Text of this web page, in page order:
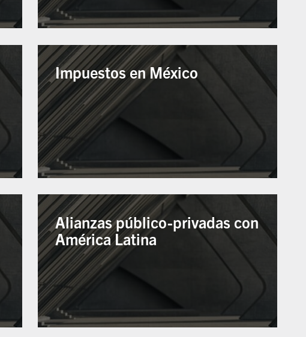
Impuestos en México
Alianzas público-privadas con
América Latina